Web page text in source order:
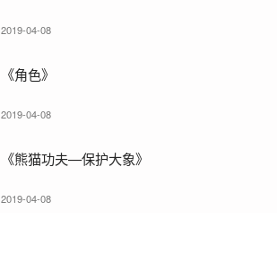
2019-04-08
《角色》
2019-04-08
《熊猫功夫—保护大象》
2019-04-08